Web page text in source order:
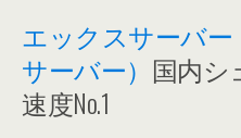
エックスサーバー
サーバー） 国内シ
速度No.1